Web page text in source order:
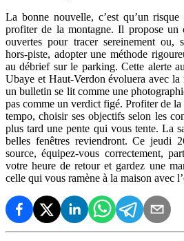
La bonne nouvelle, c’est qu’un risque
profiter de la montagne. Il propose un
ouvertes pour tracer sereinement
hors‑piste, adopter une méthode
au débrief sur le parking. Cette alerte
Ubaye et Haut‑Verdon évoluera avec
un bulletin se lit comme une
pas comme un verdict figé. Profiter de la
tempo, choisir ses objectifs selon les
plus tard une pente qui vous tente. La
belles fenêtres reviendront. Ce jeudi
source, équipez‑vous correctement,
votre heure de retour et gardez une
celle qui vous ramène à la maison avec